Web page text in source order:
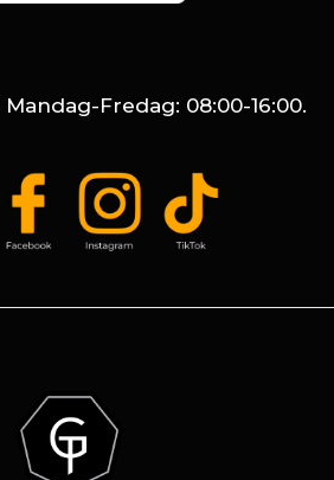
Mandag-Fredag: 08:00-16:00.